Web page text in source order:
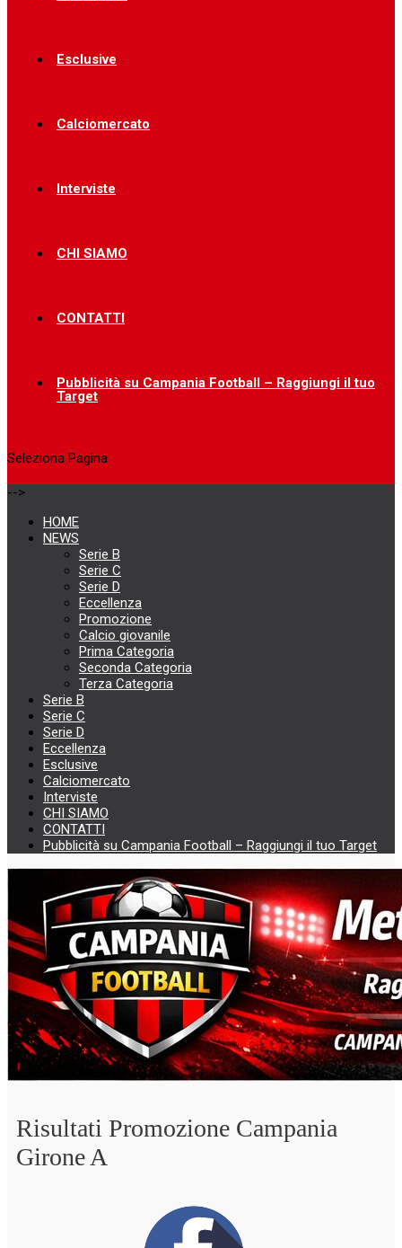
Esclusive
Calciomercato
Interviste
CHI SIAMO
CONTATTI
Pubblicità su Campania Football – Raggiungi il tuo
Target
Seleziona Pagina
-->
HOME
NEWS
Serie B
Serie C
Serie D
Eccellenza
Promozione
Calcio giovanile
Prima Categoria
Seconda Categoria
Terza Categoria
Serie B
Serie C
Serie D
Eccellenza
Esclusive
Calciomercato
Interviste
CHI SIAMO
CONTATTI
Pubblicità su Campania Football – Raggiungi il tuo Target
Risultati Promozione Campania
Girone A